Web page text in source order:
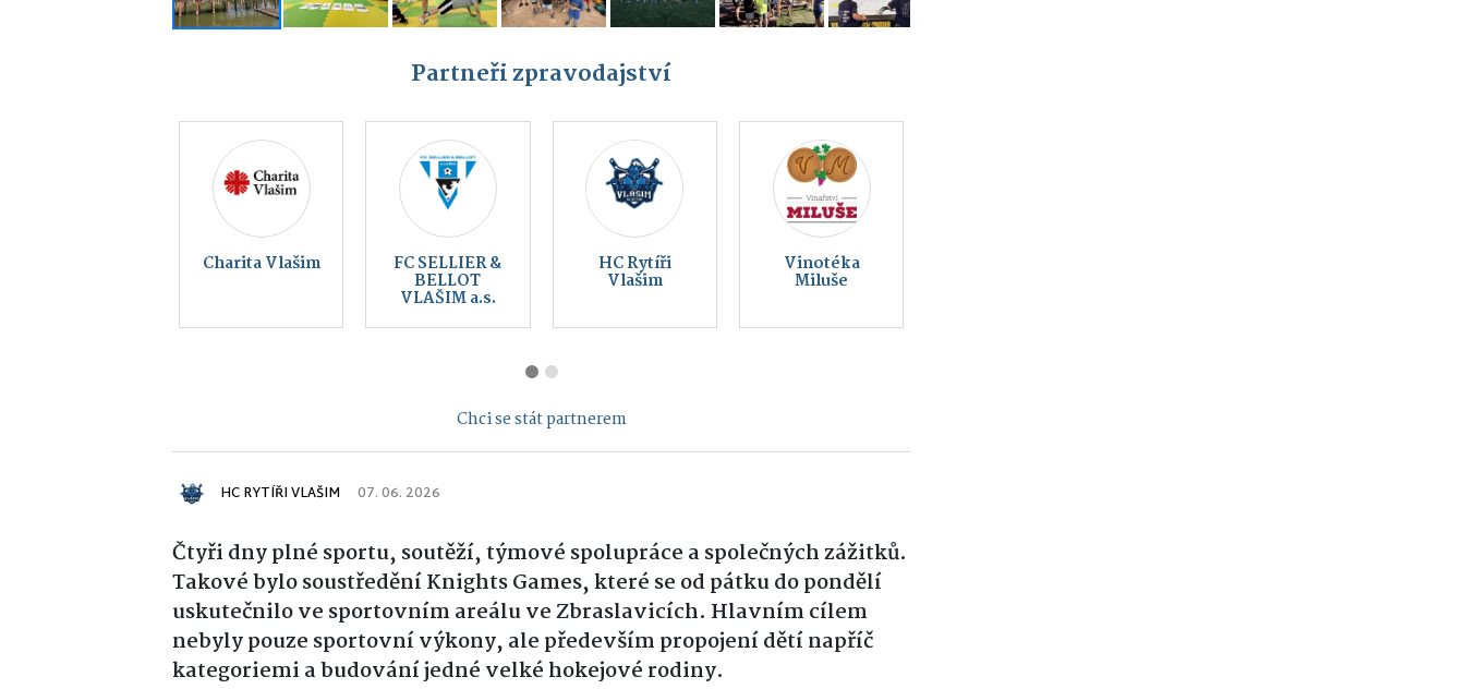
Partneři zpravodajství
Kraj blanických Český svaz
přírody Vlašim
Montessori
Vlašim z. s.
Chci se stát partnerem
HC RYTÍŘI VLAŠIM 07. 06. 2026
Čtyři dny plné sportu, soutěží, týmové spolupráce a společných zážitků.
Takové bylo soustředění Knights Games, které se od pátku do pondělí
uskutečnilo ve sportovním areálu ve Zbraslavicích. Hlavním cílem
nebyly pouze sportovní výkony, ale především propojení dětí napříč
kategoriemi a budování jedné velké hokejové rodiny.